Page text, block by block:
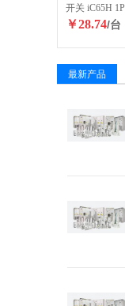
开关 iC65H
￥28.74/台
最新产品